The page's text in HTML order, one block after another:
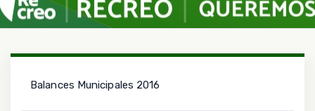
Balances Municipales 2016